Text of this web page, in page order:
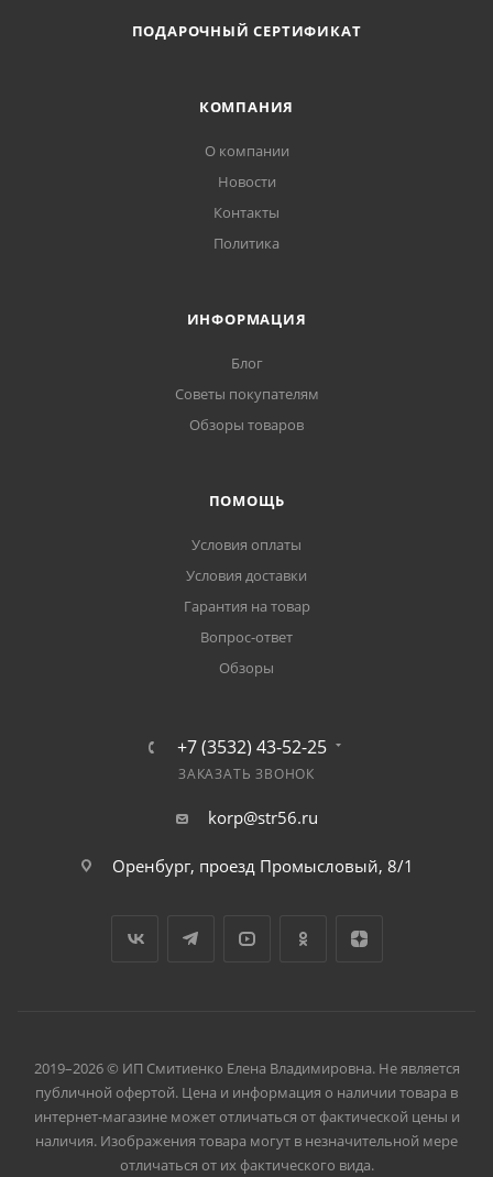
ПОДАРОЧНЫЙ СЕРТИФИКАТ
КОМПАНИЯ
О компании
Новости
Контакты
Политика
ИНФОРМАЦИЯ
Блог
Советы покупателям
Обзоры товаров
ПОМОЩЬ
Условия оплаты
Условия доставки
Гарантия на товар
Вопрос-ответ
Обзоры
+7 (3532) 43-52-25
ЗАКАЗАТЬ ЗВОНОК
korp@str56.ru
Оренбург, проезд Промысловый, 8/1
2019–2026 © ИП Смитиенко Елена Владимировна. Не является
публичной офертой. Цена и информация о наличии товара в
интернет-магазине может отличаться от фактической цены и
наличия. Изображения товара могут в незначительной мере
отличаться от их фактического вида.